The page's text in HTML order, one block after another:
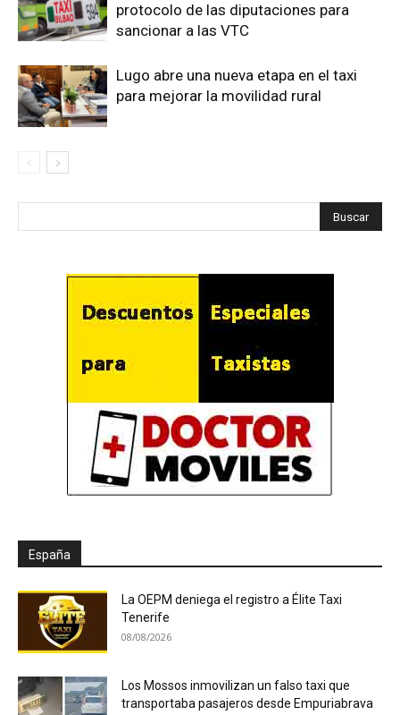
protocolo de las diputaciones para
sancionar a las VTC
Lugo abre una nueva etapa en el taxi
para mejorar la movilidad rural
España
La OEPM deniega el registro a Élite Taxi
Tenerife
08/08/2026
Los Mossos inmovilizan un falso taxi que
transportaba pasajeros desde Empuriabrava